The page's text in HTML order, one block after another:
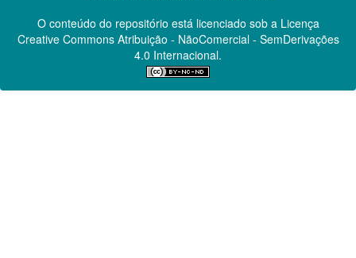
O conteúdo do repositório está licenciado sob a Licença
Creative CommonsAtribuição - NãoComercial - SemDerivações
4.0 Internacional.